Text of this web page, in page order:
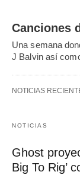
Canciones
Una semana
J Balvin así
NOTICIAS
NOTICIAS
Ghost
Big To Rig’